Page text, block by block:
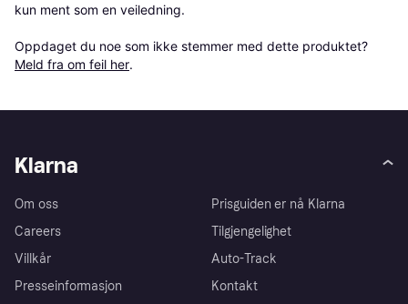
kun ment som en veiledning.
Oppdaget du noe som ikke stemmer med dette produktet?
Meld fra om feil her.
Klarna
Om oss
Careers
Villkår
Presseinformasjon
Prisguiden er nå Klarna
Tilgjengelighet
Auto-Track
Kontakt